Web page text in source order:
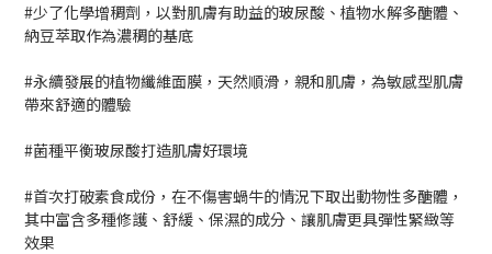
#少了化學增稠劑，以對肌膚有助益的玻尿酸、植物水解多醣體、
納豆萃取作為濃稠的基底
#永續發展的植物纖維面膜，天然順滑，親和肌膚，為敏感型肌膚
帶來舒適的體驗
#菌種平衡玻尿酸打造肌膚好環境
#首次打破素食成份，在不傷害蝸牛的情況下取出動物性多醣體，
其中富含多種修護、舒緩、保濕的成分、讓肌膚更具彈性緊緻等
效果